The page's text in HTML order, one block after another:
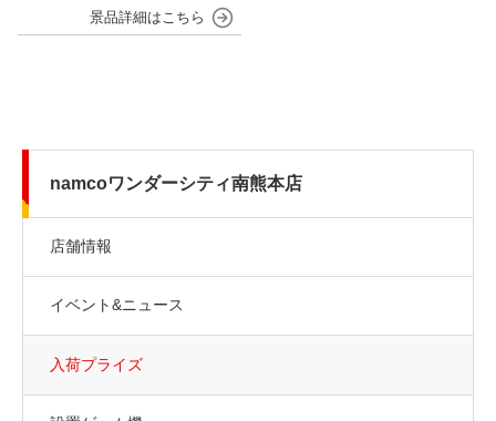
namcoワンダーシティ南熊本店
店舗情報
イベント&ニュース
入荷プライズ